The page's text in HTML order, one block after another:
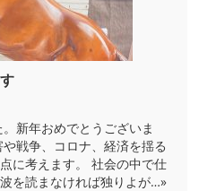
新年おめでとうございま
戦争、コロナ、経済を揺る
に考えます。 社会の中で仕
を読まなければ独りよが…»